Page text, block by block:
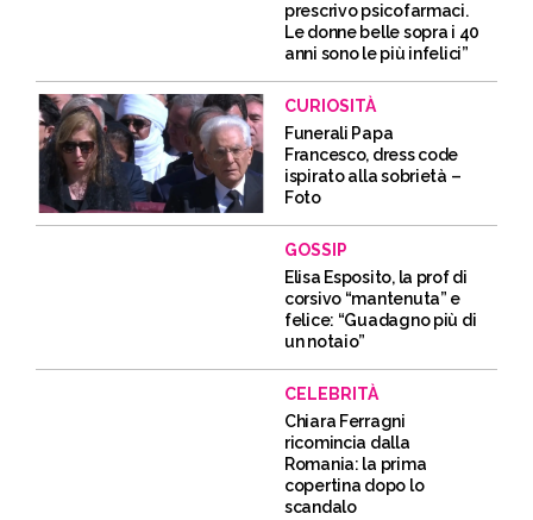
prescrivo psicofarmaci.
Le donne belle sopra i 40
anni sono le più infelici”
CURIOSITÀ
Funerali Papa
Francesco, dress code
ispirato alla sobrietà –
Foto
GOSSIP
Elisa Esposito, la prof di
corsivo “mantenuta” e
felice: “Guadagno più di
un notaio”
CELEBRITÀ
Chiara Ferragni
ricomincia dalla
Romania: la prima
copertina dopo lo
scandalo